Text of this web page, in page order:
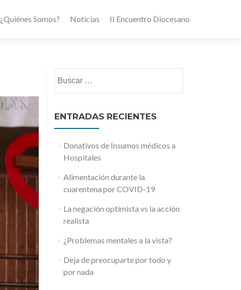
¿Quiénes Somos? Noticias II Encuentro Diocesano
ENTRADAS RECIENTES
Donativos de Insumos médicos a
Hospitales
Alimentación durante la
cuarentena por COVID-19
La negación optimista vs la acción
realista
¿Problemas mentales a la vista?
Deja de preocuparte por todo y
por nada